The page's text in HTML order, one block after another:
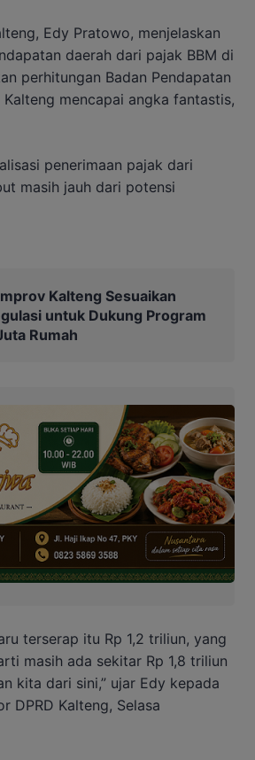
Edy Pratowo, menjelaskan
daerah dari pajak BBM di
perhitungan Badan Pendapatan
Kalteng mencapai angka fantastis,
penerimaan pajak dari
masih jauh dari potensi
Kalteng Sesuaikan
untuk Dukung Program
Rumah
terserap itu Rp 1,2 triliun, yang
masih ada sekitar Rp 1,8 triliun
kita dari sini,” ujar Edy kepada
DPRD Kalteng, Selasa